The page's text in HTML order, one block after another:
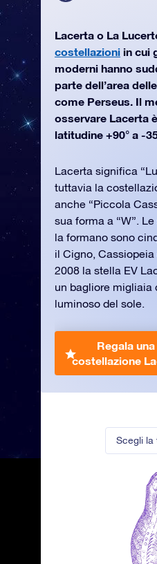
Scegli la
Lacerta o La
costellazioni in cui
moderni hanno
parte dell’area
come Perseus. Il
osservare Lacerta
latitudine +90° a -
Lacerta significa
tuttavia la
anche “Piccola
sua forma a “W”.
la formano sono
il Cigno,
2008 la stella EV
un bagliore migliaia
luminoso del sole.
Regala
costellazione